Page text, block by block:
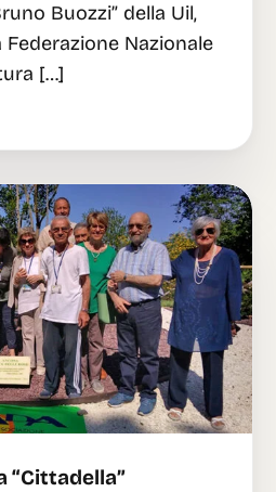
Buozzi” della Uil,
Federazione Nazionale
[…]
“Cittadella”